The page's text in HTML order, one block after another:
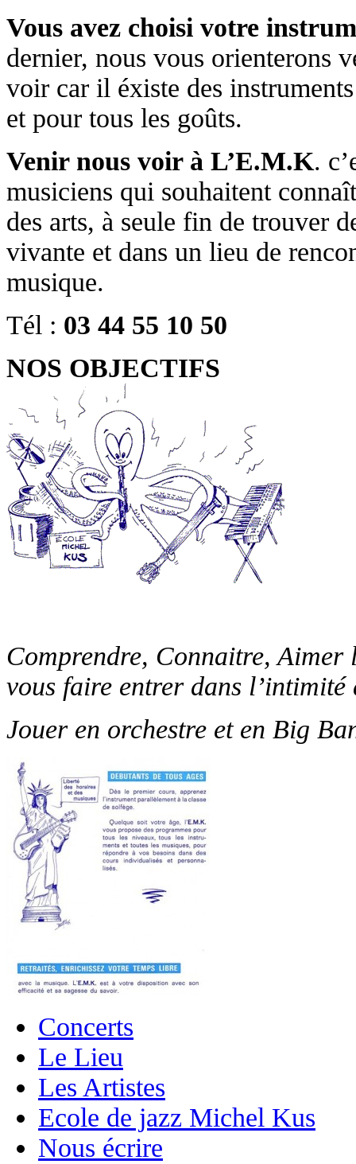
Vous avez choisi votre
dernier, nous vous orienterons
voir car il éxiste des
et pour tous les goûts.
Venir nous voir à L’E.M.K.
musiciens qui souhaitent
des arts, à seule fin de trouver
vivante et dans un lieu de
musique.
Tél : 03 44 55 10 50
NOS
Comprendre, Connaitre, Aimer
vous faire entrer dans l’intimité
Jouer en orchestre et en Big
Concerts
Le Lieu
Les Artistes
Ecole de jazz Michel Kus
Nous écrire